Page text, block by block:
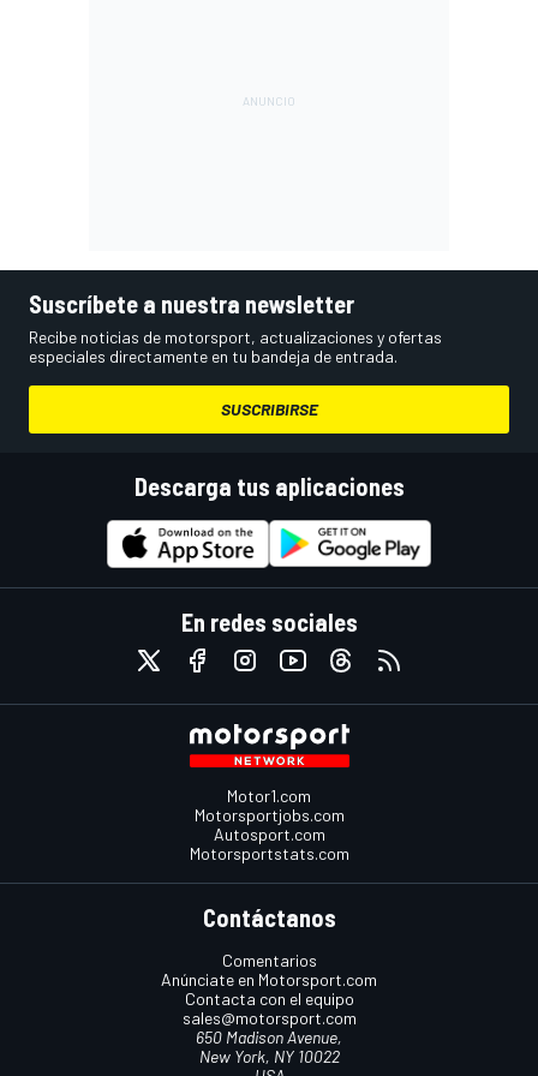
Suscríbete a nuestra newsletter
Recibe noticias de motorsport, actualizaciones y ofertas
especiales directamente en tu bandeja de entrada.
SUSCRIBIRSE
Descarga tus aplicaciones
En redes sociales
Motor1.com
Motorsportjobs.com
Autosport.com
Motorsportstats.com
Contáctanos
Comentarios
Anúnciate en Motorsport.com
Contacta con el equipo
sales@motorsport.com
650 Madison Avenue,
New York, NY 10022